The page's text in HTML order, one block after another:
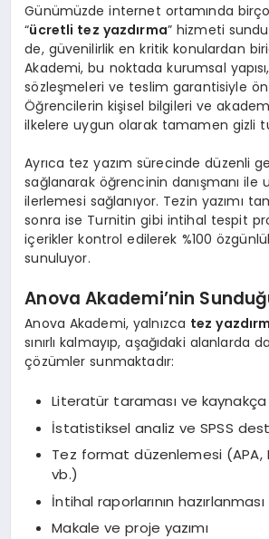
Günümüzde internet ortamında
“ücretli tez yazdırma” hizmeti
de, güvenilirlik en kritik konulardan
Akademi, bu noktada kurumsal
sözleşmeleri ve teslim garantisiyle ön
Öğrencilerin kişisel bilgileri ve
ilkelere uygun olarak tamamen gizli
Ayrıca tez yazım sürecinde düzenli
sağlanarak öğrencinin danışmanı ile
ilerlemesi sağlanıyor. Tezin yazımı
sonra ise Turnitin gibi intihal tespit
içerikler kontrol edilerek %100
sunuluyor.
Anova Akademi’nin
Anova Akademi, yalnızca tez
sınırlı kalmayıp, aşağıdaki alanlarda
çözümler sunmaktadır:
Literatür taraması ve
İstatistiksel analiz ve SPSS
Tez format düzenlemesi (APA,
vb.)
İntihal raporlarının hazırlanması
Makale ve proje yazımı